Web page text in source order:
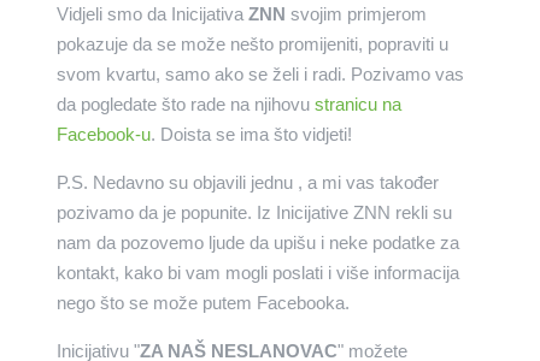
Vidjeli smo da Inicijativa ZNN svojim primjerom
pokazuje da se može nešto promijeniti, popraviti u
svom kvartu, samo ako se želi i radi. Pozivamo vas
da pogledate što rade na njihovu stranicu na
Facebook-u. Doista se ima što vidjeti!
P.S. Nedavno su objavili jednu , a mi vas također
pozivamo da je popunite. Iz Inicijative ZNN rekli su
nam da pozovemo ljude da upišu i neke podatke za
kontakt, kako bi vam mogli poslati i više informacija
nego što se može putem Facebooka.
Inicijativu "ZA NAŠ NESLANOVAC" možete